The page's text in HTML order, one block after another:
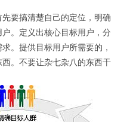
要搞清楚自己的定位，明确
。定义出核心目标用户，分
。提供目标用户所需要的，
。不要让杂七杂八的东西干